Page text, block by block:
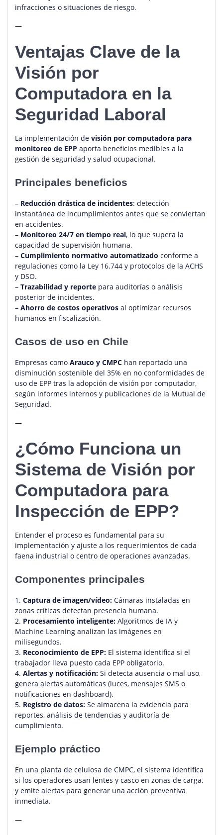
infracciones o situaciones de riesgo.
—
Ventajas Clave de la
Visión por
Computadora en la
Seguridad Laboral
La implementación de visión por computadora para
monitoreo de EPP aporta beneficios medibles a la
gestión de seguridad y salud ocupacional.
Principales beneficios
– Reducción drástica de incidentes: detección
instantánea de incumplimientos antes que se conviertan
en accidentes.
– Monitoreo 24/7 en tiempo real, lo que supera la
capacidad de supervisión humana.
– Cumplimiento normativo automatizado conforme a
regulaciones como la Ley 16.744 y protocolos de la ACHS
y DSO.
– Trazabilidad y reporte para auditorías o análisis
posterior de incidentes.
– Ahorro de costos operativos al optimizar recursos
humanos en fiscalización.
Casos de uso en Chile
Empresas como Arauco y CMPC han reportado una
disminución sostenible del 35% en no conformidades de
uso de EPP tras la adopción de visión por computador,
según informes internos y publicaciones de la Mutual de
Seguridad.
—
¿Cómo Funciona un
Sistema de Visión por
Computadora para
Inspección de EPP?
Entender el proceso es fundamental para su
implementación y ajuste a los requerimientos de cada
faena industrial o centro de operaciones avanzadas.
Componentes principales
1. Captura de imagen/vídeo: Cámaras instaladas en
zonas críticas detectan presencia humana.
2. Procesamiento inteligente: Algoritmos de IA y
Machine Learning analizan las imágenes en
milisegundos.
3. Reconocimiento de EPP: El sistema identifica si el
trabajador lleva puesto cada EPP obligatorio.
4. Alertas y notificación: Si detecta ausencia o mal uso,
genera alertas automáticas (luces, mensajes SMS o
notificaciones en dashboard).
5. Registro de datos: Se almacena la evidencia para
reportes, análisis de tendencias y auditoría de
cumplimiento.
Ejemplo práctico
En una planta de celulosa de CMPC, el sistema identifica
si los operadores usan lentes y casco en zonas de carga,
y emite alertas para generar una acción preventiva
inmediata.
—